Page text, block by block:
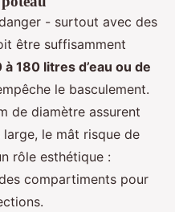
- surtout avec des
être suffisamment
à 180 litres d’eau ou de
le basculement.
de diamètre assurent
le mât risque de
rôle esthétique :
compartiments pour